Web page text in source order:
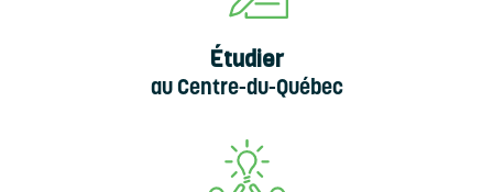
Étudier
au Centre-du-Québec